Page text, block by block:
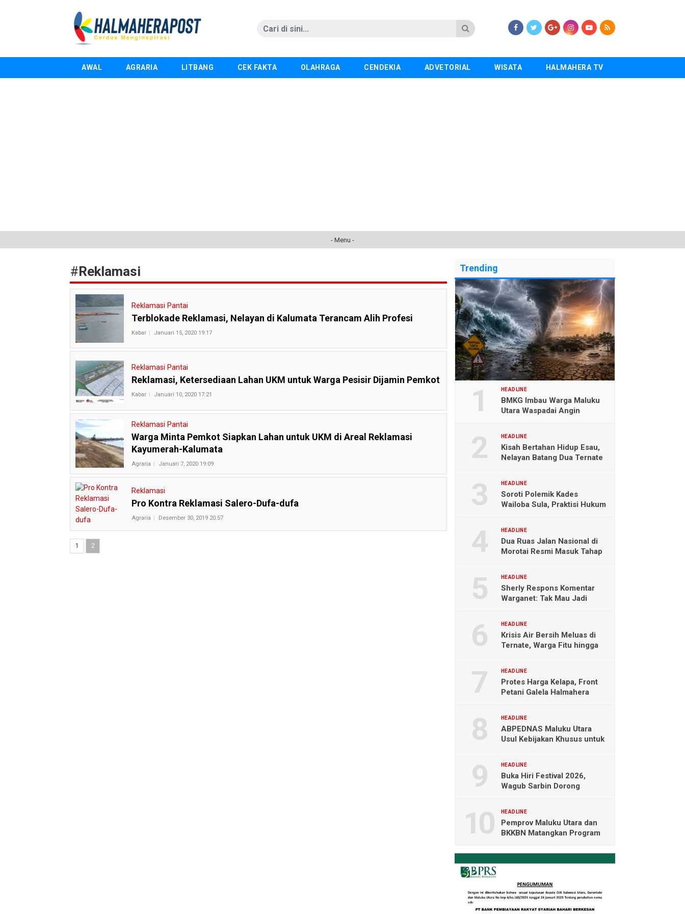
AWAL AGRARIA LITBANG CEK FAKTA OLAHRAGA CENDEKIA ADVETORIAL WISATA HALMAHERA TV
- Menu -
#Reklamasi
Reklamasi Pantai
Terblokade Reklamasi, Nelayan di Kalumata Terancam Alih Profesi
Kabar Januari 15, 2020 19:17
Reklamasi Pantai
Reklamasi, Ketersediaan Lahan UKM untuk Warga Pesisir Dijamin Pemkot
Kabar Januari 10, 2020 17:21
Reklamasi Pantai
Warga Minta Pemkot Siapkan Lahan untuk UKM di Areal Reklamasi
Kayumerah-Kalumata
Agraria Januari 7, 2020 19:09
Reklamasi
Pro Kontra Reklamasi Salero-Dufa-dufa
Agraria Desember 30, 2019 20:57
1 2
Trending
HEADLINE
BMKG Imbau Warga Maluku
Utara Waspadai Angin
HEADLINE
Kisah Bertahan Hidup Esau,
Nelayan Batang Dua Ternate
HEADLINE
Soroti Polemik Kades
Wailoba Sula, Praktisi Hukum
HEADLINE
Dua Ruas Jalan Nasional di
Morotai Resmi Masuk Tahap
HEADLINE
Sherly Respons Komentar
Warganet: Tak Mau Jadi
HEADLINE
Krisis Air Bersih Meluas di
Ternate, Warga Fitu hingga
HEADLINE
Protes Harga Kelapa, Front
Petani Galela Halmahera
HEADLINE
ABPEDNAS Maluku Utara
Usul Kebijakan Khusus untuk
HEADLINE
Buka Hiri Festival 2026,
Wagub Sarbin Dorong
HEADLINE
Pemprov Maluku Utara dan
BKKBN Matangkan Program